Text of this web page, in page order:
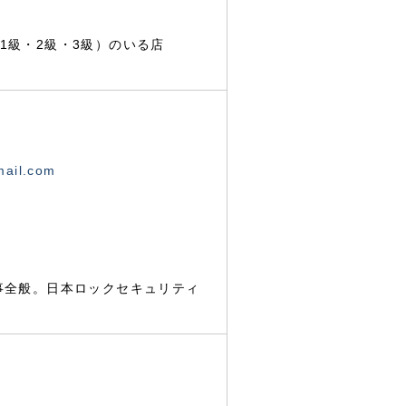
・2級・3級）のいる店
般。日本ロックセキュリティ